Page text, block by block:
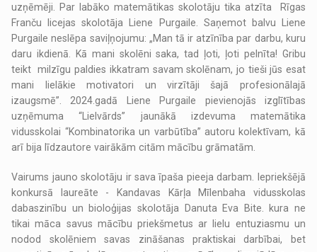
uzņēmēji. Par labāko matemātikas skolotāju tika atzīta Rīgas
Franču licejas skolotāja Liene Purgaile. Saņemot balvu Liene
Purgaile neslēpa saviļņojumu: „Man tā ir atzīnība par darbu, kuru
daru ikdienā. Kā mani skolēni saka, tad ļoti, ļoti pelnīta! Gribu
teikt milzīgu paldies ikkatram savam skolēnam, jo tieši jūs esat
mani lielākie motivatori un virzītāji šajā profesionālajā
izaugsmē”. 2024.gadā Liene Purgaile pievienojās izglītības
uzņēmuma “Lielvārds” jaunākā izdevuma matemātika
vidusskolai “Kombinatorika un varbūtība” autoru kolektīvam, kā
arī bija līdzautore vairākām citām mācību grāmatām.
Vairums jauno skolotāju ir sava īpaša pieeja darbam. Iepriekšējā
konkursā laureāte - Kandavas Kārļa Mīlenbaha vidusskolas
dabaszinību un bioloģijas skolotāja Danuta Eva Bite. kura ne
tikai māca savus mācību priekšmetus ar lielu entuziasmu un
nodod skolēniem savas zināšanas praktiskai darbībai, bet